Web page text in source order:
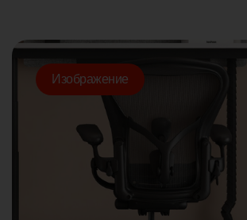
Изображение